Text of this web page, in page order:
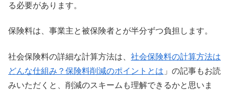
る必要があります。
保険料は、事業主と被保険者とが半分ずつ負担します。
社会保険料の詳細な計算方法は、 社会保険料の計算方法は
どんな仕組み？保険料削減のポイントとは 」の記事もお読
みいただくと、削減のスキームも理解できるかと思いま